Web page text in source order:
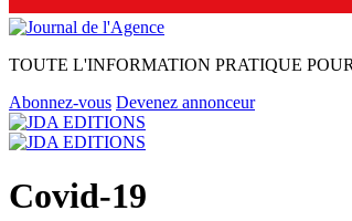
TOUTE L'INFORMATION PRATIQUE
Abonnez-vous Devenez annonceur
Covid-19